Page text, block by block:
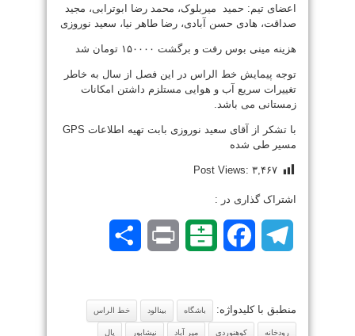
اعضای تیم: حمید میربلوک، محمد رضا ابوترابی، مجید
صداقت، هادی حسن آبادی، رضا طاهر نیا، سعید نوروزی
هزینه مینی بوس رفت و برگشت ۱۵۰۰۰۰ تومان شد
توجه پیمایش خط الراس در این فصل از سال به خاطر
تغییرات سریع آب و هوایی مستلزم داشتن امکانات
زمستانی می باشد.
مسیر طی شده
Post Views: ۳,۴۶۷
اشتراک گذاری در :
Telegram
Facebook
Balatarin
Print
منطبق با کلیدواژه: باشگاه بينالود خط الراس
رودخانه كوهنوردي مير آباد نيشابور يال